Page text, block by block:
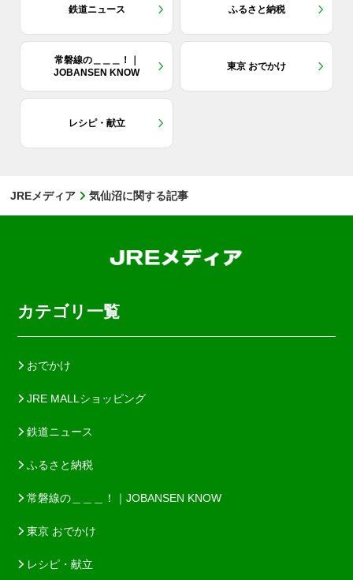
鉄道ニュース ふるさと納税
常磐線の＿＿＿！｜
JOBANSEN KNOW
東京 おでかけ
レシピ・献立
JREメディア 気仙沼に関する記事
カテゴリ一覧
おでかけ
JRE MALLショッピング
鉄道ニュース
ふるさと納税
常磐線の＿＿＿！｜JOBANSEN KNOW
東京 おでかけ
レシピ・献立